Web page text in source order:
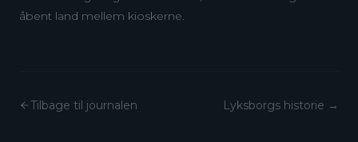
åbent land mellem kioskerne.
Tilbage til journalen Lyksborgs historie →